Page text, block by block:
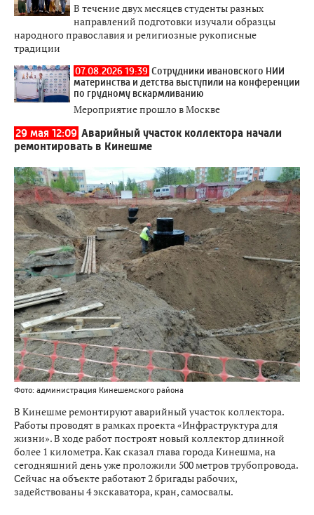
В течение двух месяцев студенты разных
направлений подготовки изучали образцы
народного православия и религиозные рукописные
традиции
07.08.2026 19:39 Сотрудники ивановского НИИ
материнства и детства выступили на конференции
по грудному вскармливанию
Мероприятие прошло в Москве
29 мая 12:09 Аварийный участок коллектора начали
ремонтировать в Кинешме
Фото: администрация Кинешемского района
В Кинешме ремонтируют аварийный участок коллектора.
Работы проводят в рамках проекта «Инфраструктура для
жизни». В ходе работ построят новый коллектор длинной
более 1 километра. Как сказал глава города Кинешма, на
сегодняшний день уже проложили 500 метров трубопровода.
Сейчас на объекте работают 2 бригады рабочих,
задействованы 4 экскаватора, кран, самосвалы.